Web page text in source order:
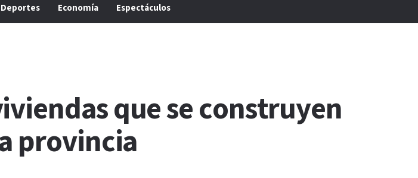
Deportes Economía Espectáculos
que se construyen
provincia